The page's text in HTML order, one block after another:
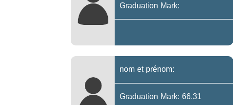
Graduation Mark:
nom et prénom:
Graduation Mark: 66.31